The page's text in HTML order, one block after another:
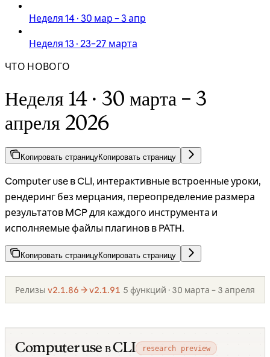
Неделя 14 · 30 мар – 3 апр
Неделя 13 · 23–27 марта
ЧТО НОВОГО
Неделя 14 · 30 марта – 3
апреля 2026
Копировать страницуКопировать страницу
Computer use в CLI, интерактивные встроенные уроки,
рендеринг без мерцания, переопределение размера
результатов MCP для каждого инструмента и
исполняемые файлы плагинов в PATH.
Копировать страницуКопировать страницу
Релизы v2.1.86 → v2.1.91 5 функций · 30 марта – 3 апреля
Computer use в CLI research preview